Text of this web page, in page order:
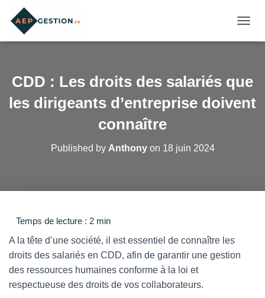
CDD : Les droits des salariés que
les dirigeants d’entreprise doivent
connaître
Published by Anthonyon 18 juin 2024
A la tête d’une société, il est essentiel de connaître les
droits des salariés en CDD, afin de garantir une gestion
des ressources humaines conforme à la loi et
respectueuse des droits de vos collaborateurs.